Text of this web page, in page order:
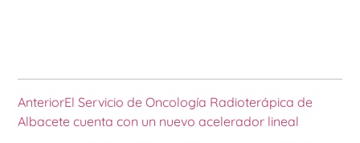
AnteriorEl Servicio de Oncología Radioterápica de
Albacete cuenta con un nuevo acelerador lineal